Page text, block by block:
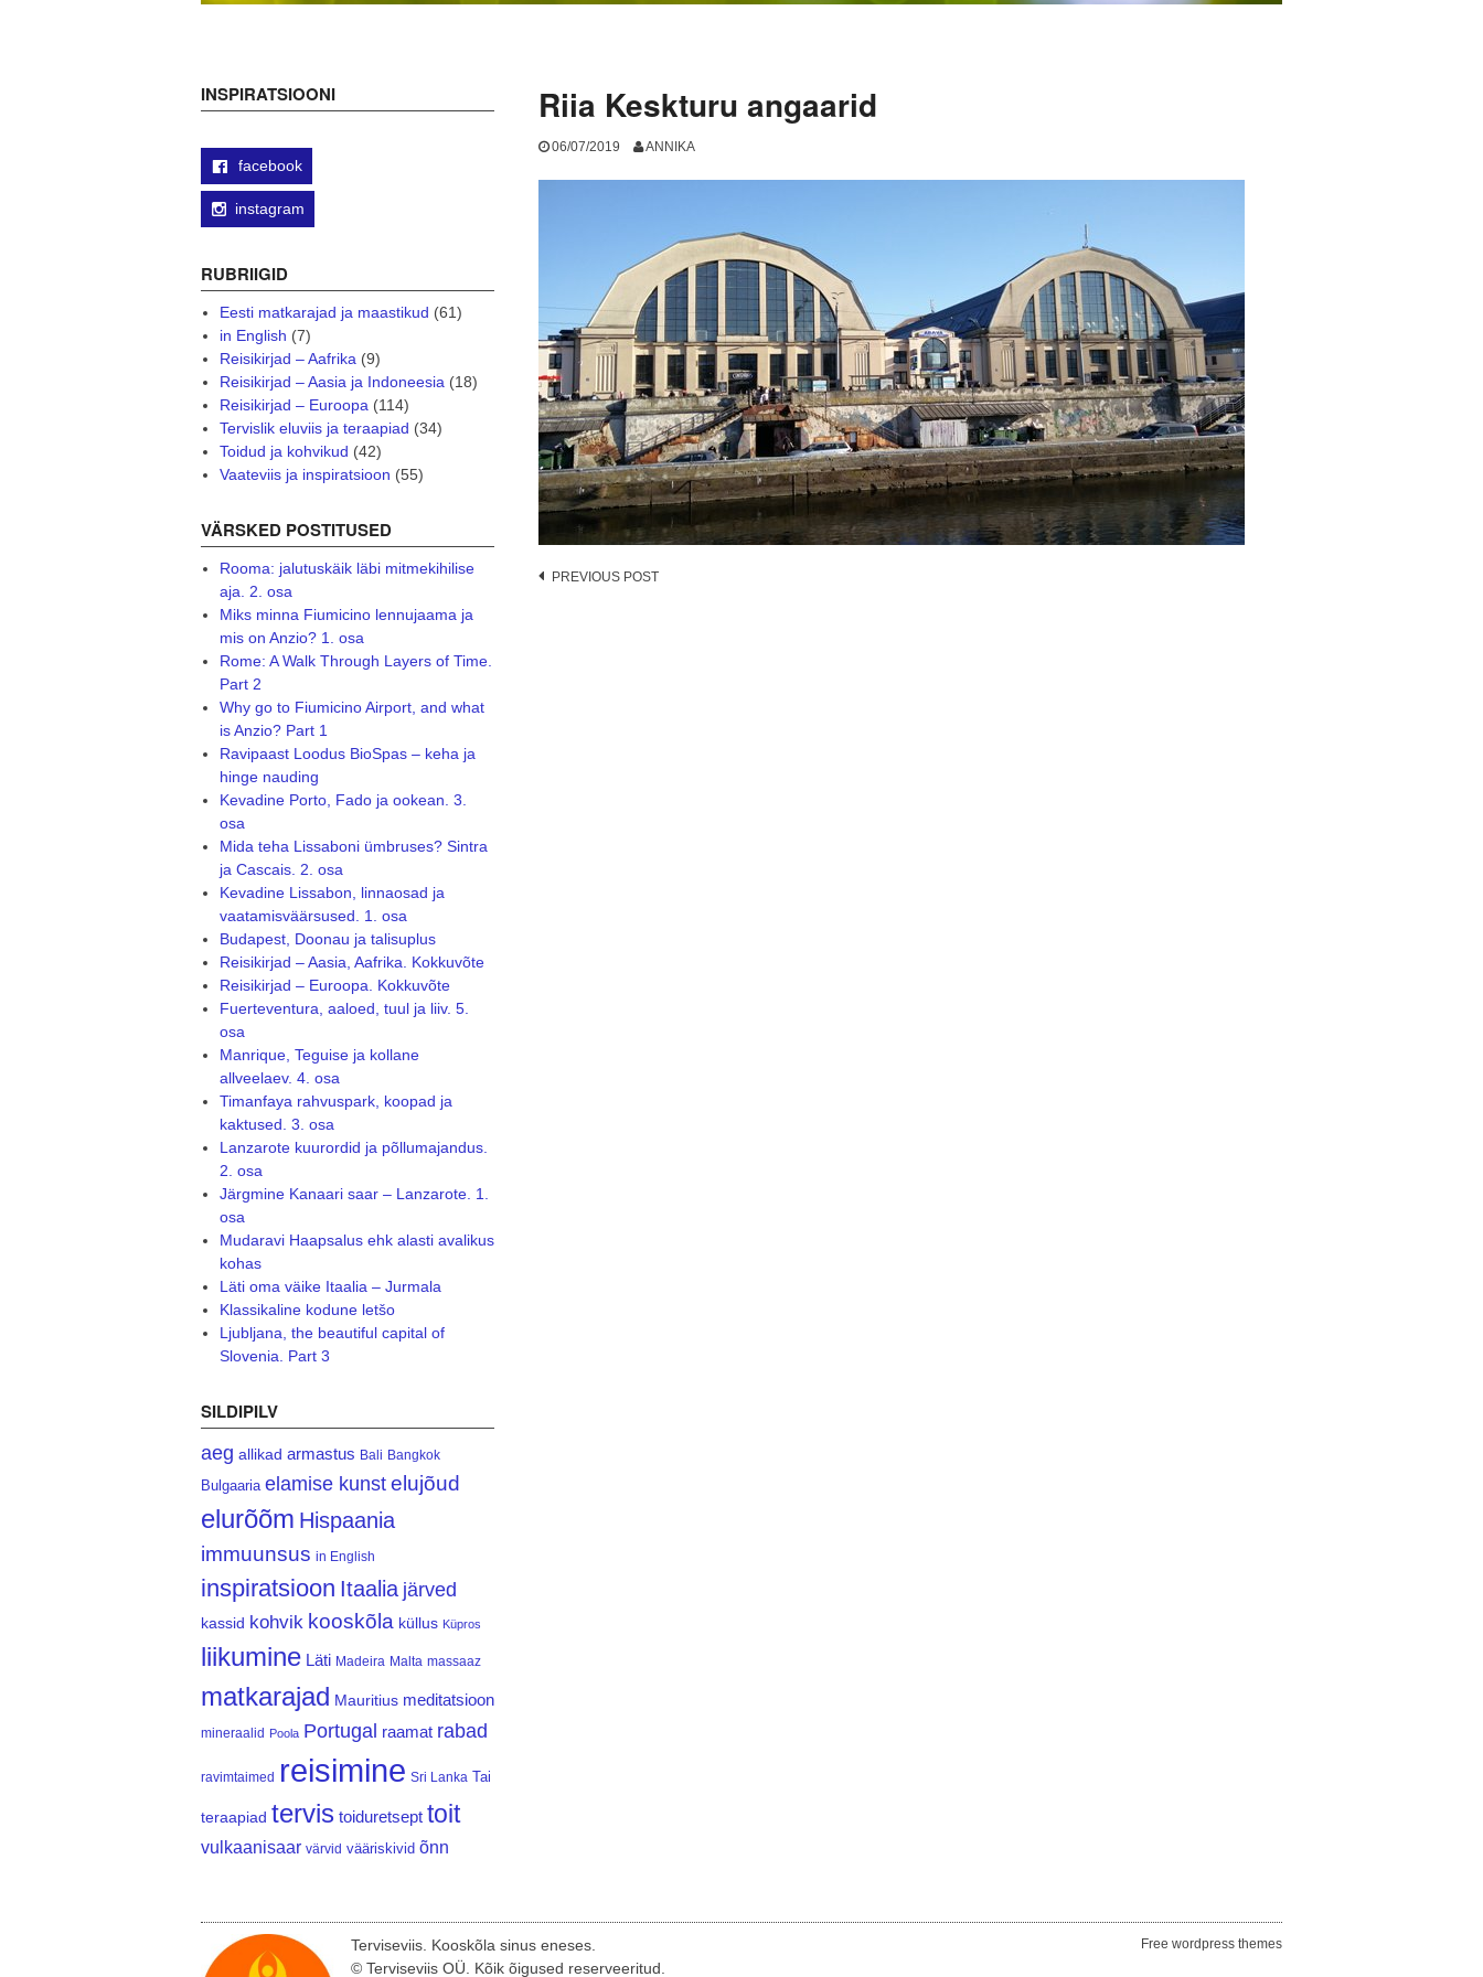
Riia Keskturu angaarid
06/07/2019 ANNIKA
Post
PREVIOUS POST
INSPIRATSIOONI
facebook
instagram
RUBRIIGID
Eesti matkarajad ja maastikud (61)
in English (7)
Reisikirjad – Aafrika(9)
Reisikirjad – Aasia ja Indoneesia(18)
Reisikirjad – Euroopa(114)
Tervislik eluviis ja teraapiad (34)
Toidud ja kohvikud (42)
Vaateviis ja inspiratsioon (55)
VÄRSKED POSTITUSED
Rooma: jalutuskäik läbi mitmekihilise
aja. 2. osa
Miks minna Fiumicino lennujaama ja
mis on Anzio? 1. osa
Rome: A Walk Through Layers of Time.
Part 2
Why go to Fiumicino Airport, and what
is Anzio? Part 1
Ravipaast Loodus BioSpas – keha ja
hinge nauding
Kevadine Porto, Fado ja ookean. 3.
osa
Mida teha Lissaboni ümbruses? Sintra
ja Cascais. 2. osa
Kevadine Lissabon, linnaosad ja
vaatamisväärsused. 1. osa
Budapest, Doonau ja talisuplus
Reisikirjad – Aasia, Aafrika. Kokkuvõte
Reisikirjad – Euroopa. Kokkuvõte
Fuerteventura, aaloed, tuul ja liiv. 5.
osa
Manrique, Teguise ja kollane
allveelaev. 4. osa
Timanfaya rahvuspark, koopad ja
kaktused. 3. osa
Lanzarote kuurordid ja põllumajandus.
2. osa
Järgmine Kanaari saar – Lanzarote. 1.
osa
Mudaravi Haapsalus ehk alasti avalikus
kohas
Läti oma väike Itaalia – Jurmala
Klassikaline kodune letšo
Ljubljana, the beautiful capital of
Slovenia. Part 3
SILDIPILV
aeg allikad armastus Bali Bangkok
Bulgaaria elamise kunst elujõud
elurõõm Hispaania
immuunsus in English
inspiratsioon Itaalia järved
kassid kohvik kooskõla küllus Küpros
liikumine Läti Madeira Malta massaaz
matkarajad Mauritius meditatsioon
mineraalid Poola Portugal raamat rabad
ravimtaimed reisimine Sri Lanka Tai
teraapiad tervis toiduretsept toit
vulkaanisaar värvid vääriskivid õnn
Terviseviis. Kooskõla sinus eneses.
© Terviseviis OÜ. Kõik õigused reserveeritud.
Free wordpress themes